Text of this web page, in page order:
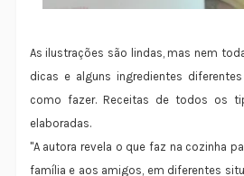
As ilustrações são lindas, mas nem
dicas e alguns ingredientes
como fazer. Receitas de todos os
elaboradas.
"A autora revela o que faz na cozinha
família e aos amigos, em diferentes